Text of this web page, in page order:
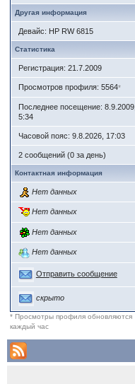
Другая информация
Девайс: HP RW 6815
Статистика
Регистрация: 21.7.2009
Просмотров профиля: 5564*
Последнее посещение: 8.9.2009,
5:34
Часовой пояс: 9.8.2026, 17:03
2 сообщений (0 за день)
Контактная информация
Нет данных
Нет данных
Нет данных
Нет данных
Отправить сообщение
скрыто
* Просмотры профиля обновляются
каждый час